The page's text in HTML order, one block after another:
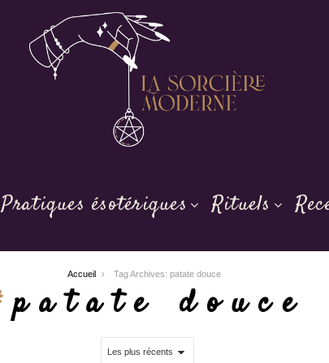
Pratiques ésotériques Rituels
Accueil Tag Archives: patate douce
patate douce